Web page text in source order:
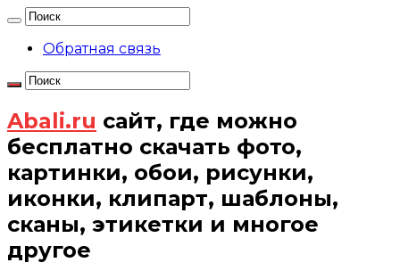
Обратная связь
Abali.ru сайт, где можно
бесплатно скачать фото,
картинки, обои, рисунки,
иконки, клипарт, шаблоны,
сканы, этикетки и многое
другое